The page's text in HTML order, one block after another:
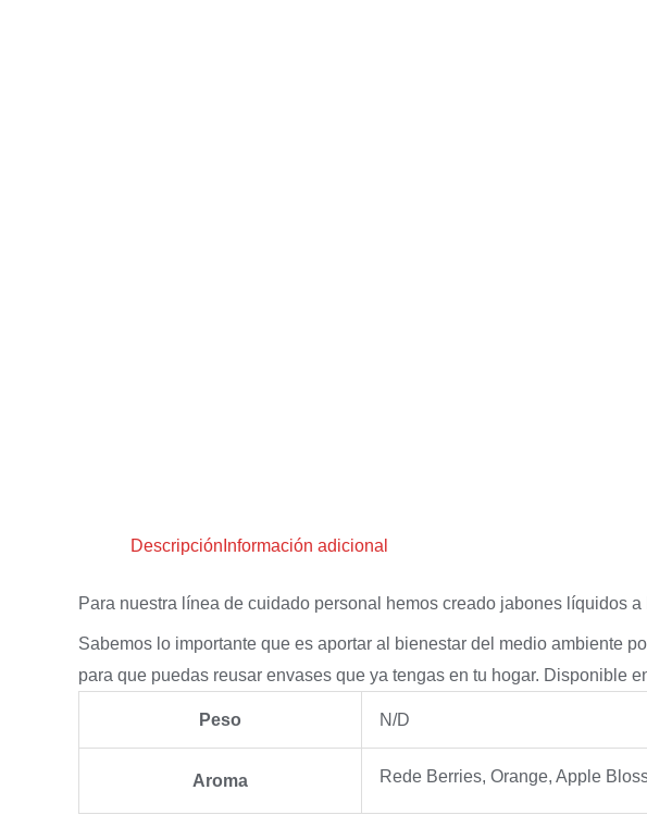
Descripción Información adicional
Para nuestra línea de cuidado personal hemos creado jabones líquidos
Sabemos lo importante que es aportar al bienestar del medio ambiente
para que puedas reusar envases que ya tengas en tu hogar. Disponible
Peso N/D
Aroma Rede Berries, Orange, Apple